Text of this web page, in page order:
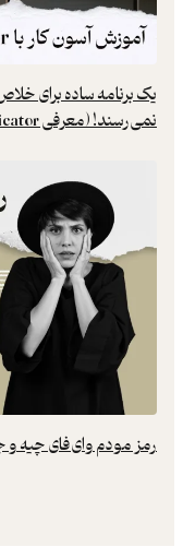
یک برنامه ساده برای
نمی‌رسند! (معرفی Google Authenticator)
رمز مودم وای‌فای چیه و